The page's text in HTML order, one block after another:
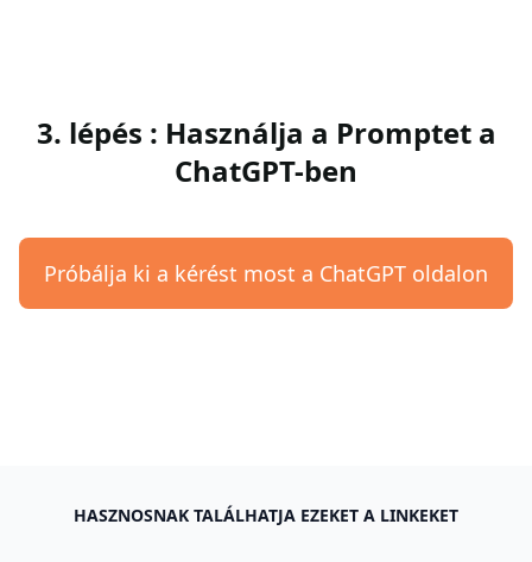
3. lépés : Használja a Promptet a
ChatGPT-ben
Próbálja ki a kérést most a ChatGPT oldalon
HASZNOSNAK TALÁLHATJA EZEKET A LINKEKET